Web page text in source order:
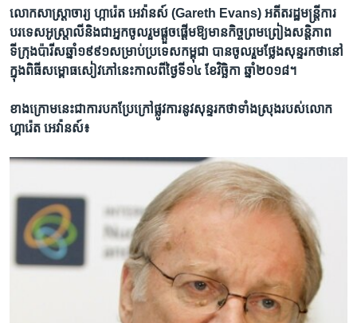
លោក​សាស្ត្រាចារ្យ ហ្ការ៉េត អេវ៉ានស៍ (Gareth Evans) អតីត​រដ្ឋមន្ត្រី​ការ​
បរទេស​អូស្ត្រាលី​និង​ជា​អ្នកចូលរួម​ផ្តួចផ្តើម​ឱ្យ​មាន​កិច្ច​ព្រមព្រៀង​សន្តិភាព​
ទីក្រុង​ប៉ារីស​ឆ្នាំ​១៩៩១​សម្រាប់​ប្រទេស​កម្ពុជា ​បាន​ចូលរួម​ថ្លែង​សុន្ទរកថា​នៅ​
ក្នុងពិធី​សម្ពោធ​សៀវភៅ​នេះ​កាល​ពី​ថ្ងៃ​ទី​១៤ ខែ​វិច្ឆិកា​ ឆ្នាំ​២០១៨។
ខាង​ក្រោម​នេះ​ជា​ការ​បកប្រែ​ក្រៅ​ផ្លូវការ​នូវ​សុន្ទរកថា​ទាំង​ស្រុង​របស់​លោក​
ហ្គារ៉េត អេវ៉ានស៍៖